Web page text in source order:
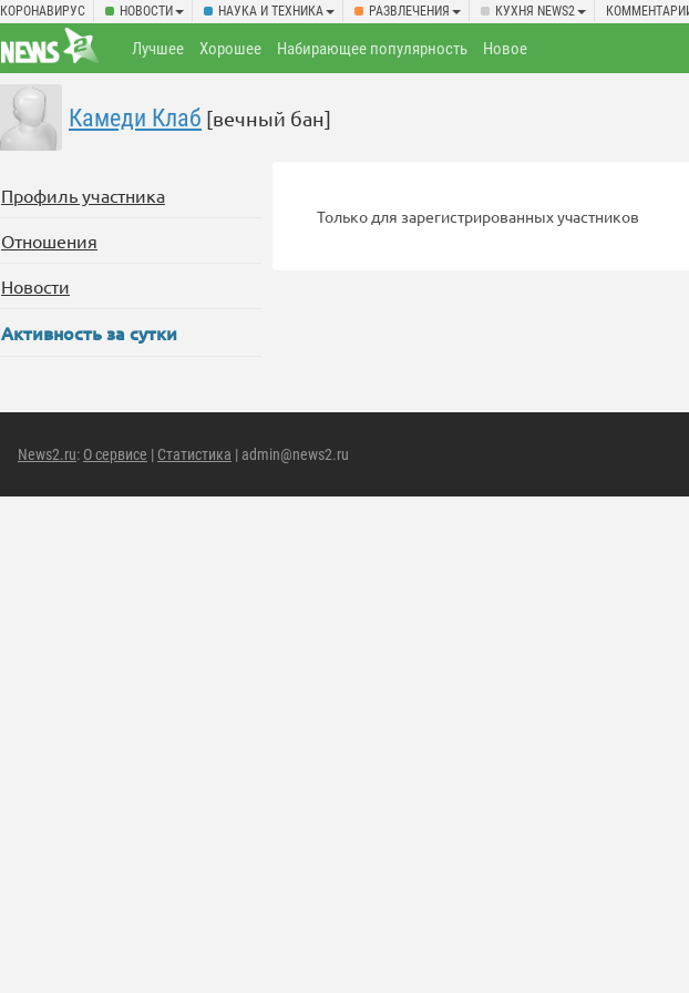
КОРОНАВИРУС НОВОСТИ НАУКА И ТЕХНИКА РАЗВЛЕЧЕНИЯ КУХНЯ NEWS2
Лучшее Хорошее Набирающее популярность Новое
Камеди Клаб [вечный бан]
Профиль участника
Отношения
Новости
Активность за сутки
Только для зарегистрированных участников
News2.ru: О сервисе | Статистика | admin@news2.ru